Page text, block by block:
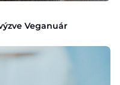
Veganuár